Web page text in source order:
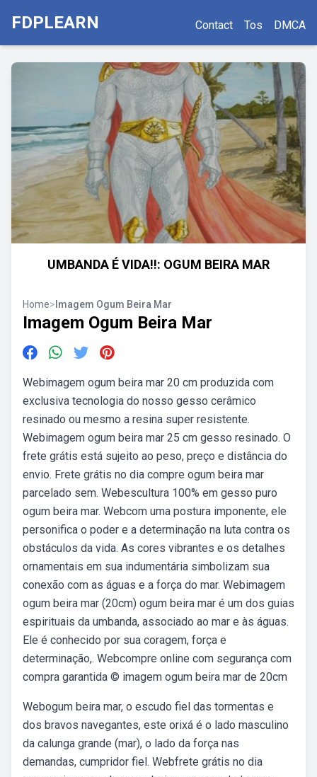
FDPLEARN Contact Tos DMCA
UMBANDA É VIDA!!: OGUM BEIRA MAR
Home> Imagem Ogum Beira Mar
Imagem Ogum Beira Mar
Webimagem ogum beira mar 20 cm produzida com
exclusiva tecnologia do nosso gesso cerâmico
resinado ou mesmo a resina super resistente.
Webimagem ogum beira mar 25 cm gesso resinado. O
frete grátis está sujeito ao peso, preço e distância do
envio. Frete grátis no dia compre ogum beira mar
parcelado sem. Webescultura 100% em gesso puro
ogum beira mar. Webcom uma postura imponente, ele
personifica o poder e a determinação na luta contra os
obstáculos da vida. As cores vibrantes e os detalhes
ornamentais em sua indumentária simbolizam sua
conexão com as águas e a força do mar. Webimagem
ogum beira mar (20cm) ogum beira mar é um dos guias
espirituais da umbanda, associado ao mar e às águas.
Ele é conhecido por sua coragem, força e
determinação,. Webcompre online com segurança com
compra garantida © imagem ogum beira mar de 20cm
Webogum beira mar, o escudo fiel das tormentas e
dos bravos navegantes, este orixá é o lado masculino
da calunga grande (mar), o lado da força nas
demandas, cumpridor fiel. Webfrete grátis no dia